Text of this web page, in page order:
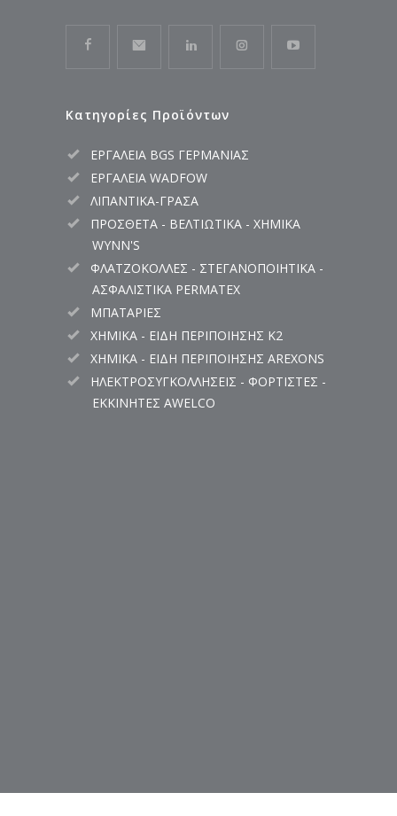
Κατηγορίες Προϊόντων
ΕΡΓΑΛΕΙΑ BGS ΓΕΡΜΑΝΙΑΣ
ΕΡΓΑΛΕΙΑ WADFOW
ΛΙΠΑΝΤΙΚΑ-ΓΡΑΣΑ
ΠΡΟΣΘΕΤΑ - ΒΕΛΤΙΩΤΙΚΑ - ΧΗΜΙΚΑ
WYNN'S
ΦΛΑΤΖΟΚΟΛΛΕΣ - ΣΤΕΓΑΝΟΠΟΙΗΤΙΚΑ -
ΑΣΦΑΛΙΣΤΙΚΑ PERMATEX
ΜΠΑΤΑΡΙΕΣ
ΧΗΜΙΚΑ - ΕΙΔΗ ΠΕΡΙΠΟΙΗΣΗΣ K2
ΧΗΜΙΚΑ - ΕΙΔΗ ΠΕΡΙΠΟΙΗΣΗΣ AREXONS
ΗΛΕΚΤΡΟΣΥΓΚΟΛΛΗΣΕΙΣ - ΦΟΡΤΙΣΤΕΣ -
ΕΚΚΙΝΗΤΕΣ AWELCO